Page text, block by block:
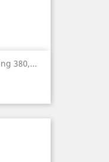
380,...